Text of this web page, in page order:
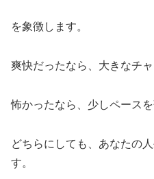
を象徴します。
爽快だったなら、大きなチャ
怖かったなら、少しペース
どちらにしても、あなたの
す。